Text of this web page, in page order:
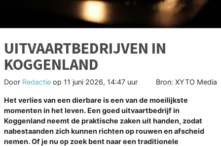
UITVAARTBEDRIJVEN IN
KOGGENLAND
Door Redactie op 11 juni 2026, 14:47 uur Bron: XYTO Media
Het verlies van een dierbare is een van de moeilijkste
momenten in het leven. Een goed uitvaartbedrijf in
Koggenland neemt de praktische zaken uit handen, zodat
nabestaanden zich kunnen richten op rouwen en afscheid
nemen. Of je nu op zoek bent naar een traditionele